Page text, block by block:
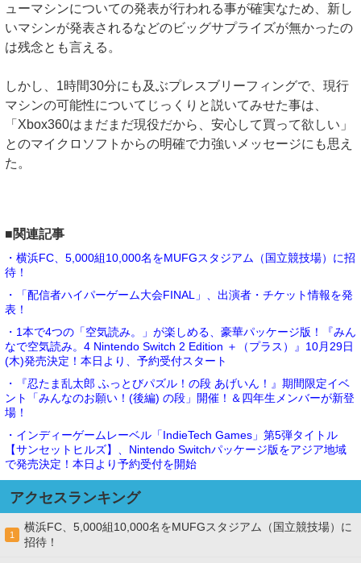
ューマシンについての発表が行われる事が確実なため、新し
いマシンが発表されるなどのビッグサプライズが無かったの
は残念とも言える。
しかし、1時間30分にも及ぶプレスブリーフィングで、現行
マシンの可能性についてじっくりと説いてみせた事は、
「Xbox360はまだまだ現役だから、安心して買って欲しい」
とのマイクロソフトからの明確で力強いメッセージにも思え
た。
■関連記事
・横浜FC、5,000組10,000名をMUFGスタジアム（国立競技場）に招
待！
・「配信者ハイパーゲーム大会FINAL」、出演者・チケット情報を発
表！
・1本で4つの「空気読み。」が楽しめる、豪華パッケージ版！『みん
なで空気読み。4 Nintendo Switch 2 Edition ＋（プラス）』10月29日
(木)発売決定！本日より、予約受付スタート
・『忍たま乱太郎 ふっとびパズル！の段 あげいん！』期間限定イベ
ント「みんなのお願い！(後編) の段」開催！＆四年生メンバーが新登
場！
・インディーゲームレーベル「IndieTech Games」第5弾タイトル
【サンセットヒルズ】、Nintendo Switchパッケージ版をアジア地域
で発売決定！本日より予約受付を開始
アクセスランキング
1
横浜FC、5,000組10,000名をMUFGスタジアム（国立競技場）に
招待！